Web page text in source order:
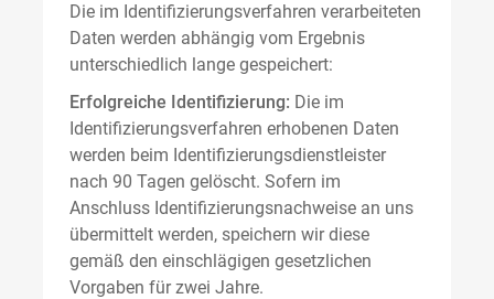
Die im Identifizierungsverfahren verarbeiteten
Daten werden abhängig vom Ergebnis
unterschiedlich lange gespeichert:
Erfolgreiche Identifizierung: Die im
Identifizierungsverfahren erhobenen Daten
werden beim Identifizierungsdienstleister
nach 90 Tagen gelöscht. Sofern im
Anschluss Identifizierungsnachweise an uns
übermittelt werden, speichern wir diese
gemäß den einschlägigen gesetzlichen
Vorgaben für zwei Jahre.